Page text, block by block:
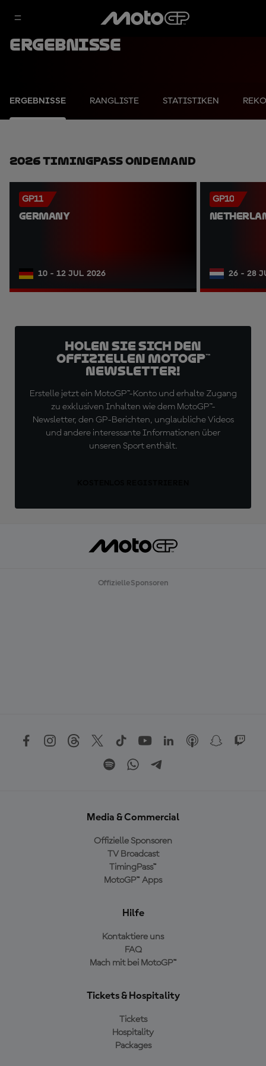
Ergebnisse
ERGEBNISSE RANGLISTE STATISTIKEN
2026 TimingPass OnDemand
GP11
GERMANY
10 - 12 JUL 2026
GP10
26 - 28
Holen Sie sich den
offiziellen MotoGP™
Newsletter!
Erstelle jetzt ein MotoGP™-Konto und erhalte Zugang
zu exklusiven Inhalten wie dem MotoGP™-
Newsletter, den GP-Berichten, unglaubliche Videos
und andere interessante Informationen über
unseren Sport enthält.
Offizielle Sponsoren
Media & Commercial
Offizielle Sponsoren
TV Broadcast
TimingPass™
MotoGP™ Apps
Hilfe
Kontaktiere uns
FAQ
Mach mit bei MotoGP™
Tickets & Hospitality
Tickets
Hospitality
Packages